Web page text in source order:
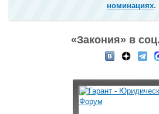
номинациях.
«Закония» в